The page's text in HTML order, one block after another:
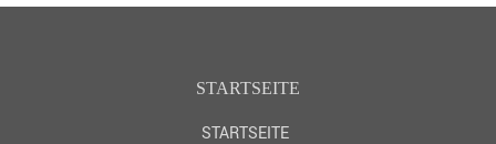
STARTSEITE
STARTSEITE